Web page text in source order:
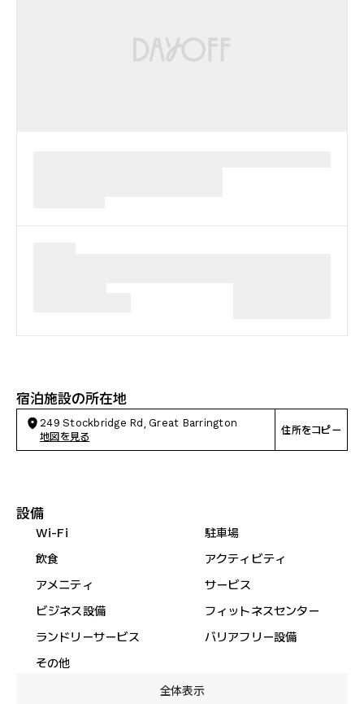
宿泊施設の所在地
249 Stockbridge Rd, Great Barrington
地図を見る
住所をコピー
設備
Wi-Fi
駐車場
飲食
アクティビティ
アメニティ
サービス
ビジネス設備
フィットネスセンター
ランドリーサービス
バリアフリー設備
その他
全体表示